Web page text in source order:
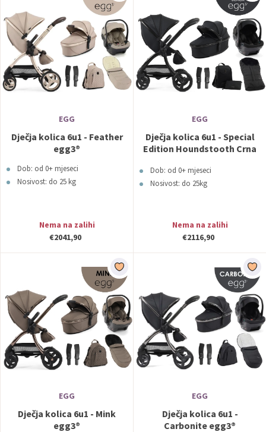
EGG
Dječja kolica 6u1 - Feather
egg3®
Dob: od 0+ mjeseci
Nosivost: do 25 kg
Nema na zalihi
€2041,90
EGG
Dječja kolica 6u1 - Special
Edition Houndstooth Crna
Dob: od 0+ mjeseci
Nosivost: do 25kg
Nema na zalihi
€2116,90
EGG
Dječja kolica 6u1 - Mink
egg3®
EGG
Dječja kolica 6u1 -
Carbonite egg3®